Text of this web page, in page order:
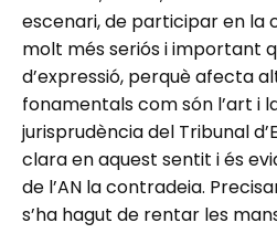
escenari, de participar en la
molt més seriós i important
d’expressió, perquè afecta
fonamentals com són l’art i
jurisprudència del Tribunal
clara en aquest sentit i és
de l’AN la contradeia.
s’ha hagut de rentar les